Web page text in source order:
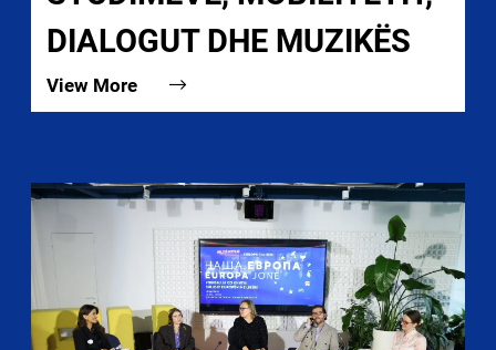
DIALOGUT DHE MUZIKËS
View More